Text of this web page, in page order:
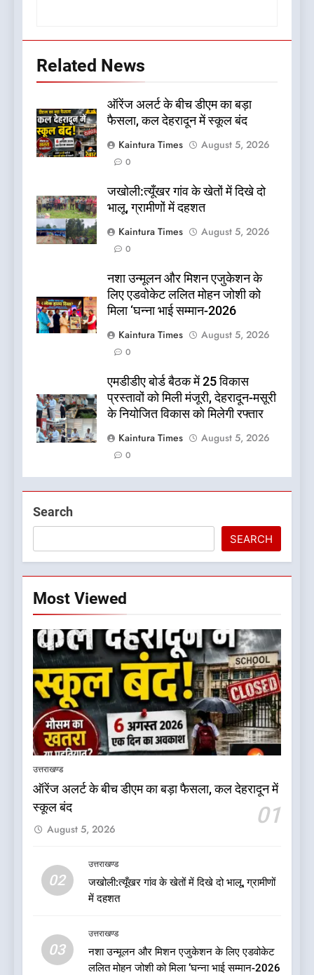
Related News
ऑरेंज अलर्ट के बीच डीएम का बड़ा
फैसला, कल देहरादून में स्कूल बंद
Kaintura Times
August 5, 2026
0
जखोली:त्यूँखर गांव के खेतों में दिखे दो
भालू, ग्रामीणों में दहशत
Kaintura Times
August 5, 2026
0
नशा उन्मूलन और मिशन एजुकेशन के
लिए एडवोकेट ललित मोहन जोशी को
मिला ‘घन्ना भाई सम्मान-2026
Kaintura Times
August 5, 2026
0
एमडीडीए बोर्ड बैठक में 25 विकास
प्रस्तावों को मिली मंजूरी, देहरादून-मसूरी
के नियोजित विकास को मिलेगी रफ्तार
Kaintura Times
August 5, 2026
0
Search
SEARCH
Most Viewed
उत्तराखण्ड
ऑरेंज अलर्ट के बीच डीएम का बड़ा फैसला, कल देहरादून में
स्कूल बंद
01
August 5, 2026
02
उत्तराखण्ड
जखोली:त्यूँखर गांव के खेतों में दिखे दो भालू, ग्रामीणों
में दहशत
03
उत्तराखण्ड
नशा उन्मूलन और मिशन एजुकेशन के लिए एडवोकेट
ललित मोहन जोशी को मिला ‘घन्ना भाई सम्मान-2026
5
डॉ. पंकज गर्ग एसोसिएशन ऑफ ब्रेस्ट
सर्जन्स ऑफ इंडिया के निदेशक
6
पर मंथन: सूत्र
निदेशक
उत्तराखण्ड